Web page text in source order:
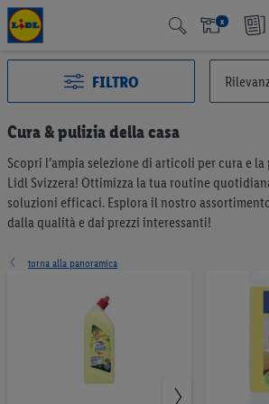
x
Cura & pulizia della casa
Scopri l’ampia selezione di articoli per cura e
Lidl Svizzera! Ottimizza la tua routine
soluzioni efficaci. Esplora il nostro
dalla qualità e dai prezzi interessanti!
torna alla panoramica
FILTRO
Tutte le categorie 2996
Azione 125
Qualité Suisse 439
Vincitore del test
Frutta & verdura
Pane & prodotti da forno
Müesli & creme da spalmare
75